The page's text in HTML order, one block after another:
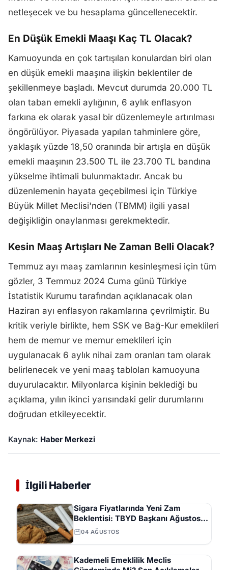
netleşecek ve bu hesaplama güncellenecektir.
En Düşük Emekli Maaşı Kaç TL Olacak?
Kamuoyunda en çok tartışılan konulardan biri olan
en düşük emekli maaşına ilişkin beklentiler de
şekillenmeye başladı. Mevcut durumda 20.000 TL
olan taban emekli aylığının, 6 aylık enflasyon
farkına ek olarak yasal bir düzenlemeyle artırılması
öngörülüyor. Piyasada yapılan tahminlere göre,
yaklaşık yüzde 18,50 oranında bir artışla en düşük
emekli maaşının 23.500 TL ile 23.700 TL bandına
yükselme ihtimali bulunmaktadır. Ancak bu
düzenlemenin hayata geçebilmesi için Türkiye
Büyük Millet Meclisi'nden (TBMM) ilgili yasal
değişikliğin onaylanması gerekmektedir.
Kesin Maaş Artışları Ne Zaman Belli Olacak?
Temmuz ayı maaş zamlarının kesinleşmesi için tüm
gözler, 3 Temmuz 2024 Cuma günü Türkiye
İstatistik Kurumu tarafından açıklanacak olan
Haziran ayı enflasyon rakamlarına çevrilmiştir. Bu
kritik veriyle birlikte, hem SSK ve Bağ-Kur emeklileri
hem de memur ve memur emeklileri için
uygulanacak 6 aylık nihai zam oranları tam olarak
belirlenecek ve yeni maaş tabloları kamuoyuna
duyurulacaktır. Milyonlarca kişinin beklediği bu
açıklama, yılın ikinci yarısındaki gelir durumlarını
doğrudan etkileyecektir.
Kaynak: Haber Merkezi
İlgili Haberler
Sigara Fiyatlarında Yeni Zam
Beklentisi: TBYD Başkanı Ağustos
Ayını İşaret Etti
04 AĞUSTOS
Kademeli Emeklilik Meclis